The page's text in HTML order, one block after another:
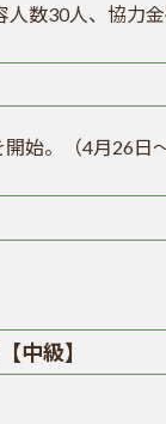
数30人、協力金
始。（4月26日
中級】